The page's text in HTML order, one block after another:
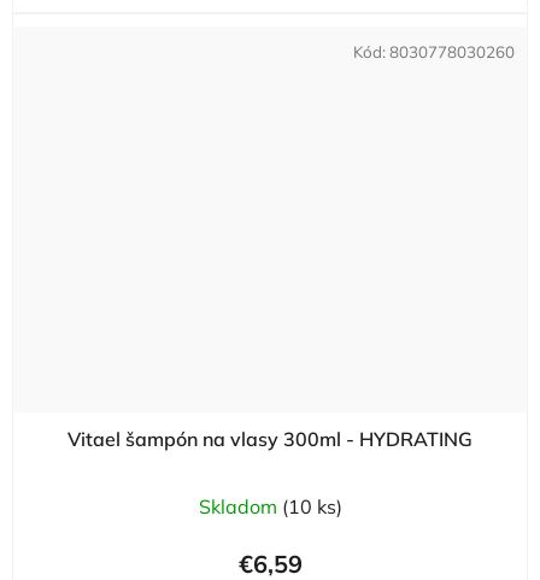
Vitael šampón na vlasy 300ml - HYDRATING
Skladom (10 ks)
€6,59
Kód: 8030778030260